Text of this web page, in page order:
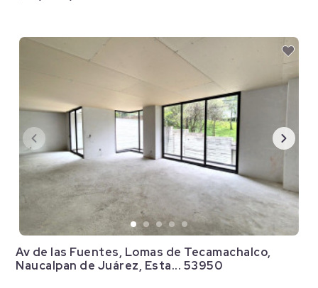
Av de las Fuentes, Lomas de Tecamachalco,
Naucalpan de Juárez, Esta... 53950